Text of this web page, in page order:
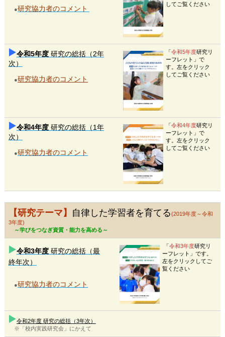
●研究協力者のコメント
してご覧ください
令和5年度研究の総括（2年
次）
●研究協力者のコメント
「令和5年度研究リ
ーフレット」で
す。左をクリック
してご覧ください
令和4年度研究の総括（1年
次）
●研究協力者のコメント
「令和4年度研究リ
ーフレット」で
す。左をクリック
してご覧ください
【研究テーマ】 自律した学習者を育てる(2019年度～令和
3年度)
～学びをつなぎ資質・能力を高める～
令和3年度研究の総括（最
終年次）
●研究協力者のコメント
「令和3年度研究リ
ーフレット」です。
左をクリックしてご
覧ください
令和2年度 研究の総括（3年次）
※「校内実践研究会」にかえて